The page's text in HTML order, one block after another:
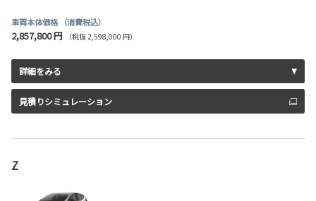
車両本体価格 （消費税込）
2,857,800 円 （税抜 2,598,000 円）
詳細をみる
見積りシミュレーション
Z